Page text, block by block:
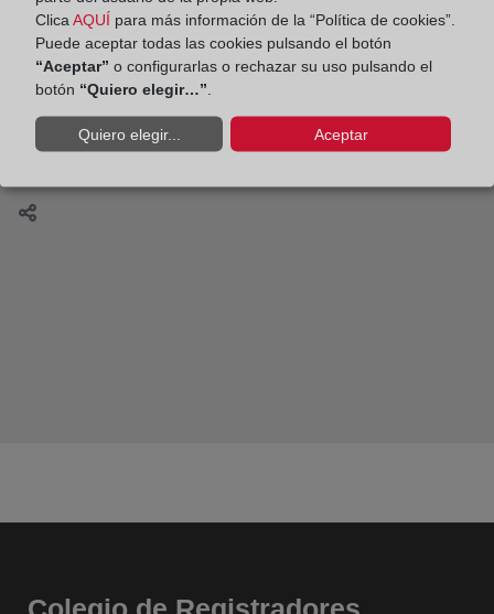
nombre
Tres conceptos básicos sobre la inmatriculación
Clica AQUÍ para más información de la “Política de cookies”.
Puede aceptar todas las cookies pulsando el botón
“Aceptar” o configurarlas o rechazar su uso pulsando el
botón “Quiero elegir…”
Quiero elegir... Aceptar